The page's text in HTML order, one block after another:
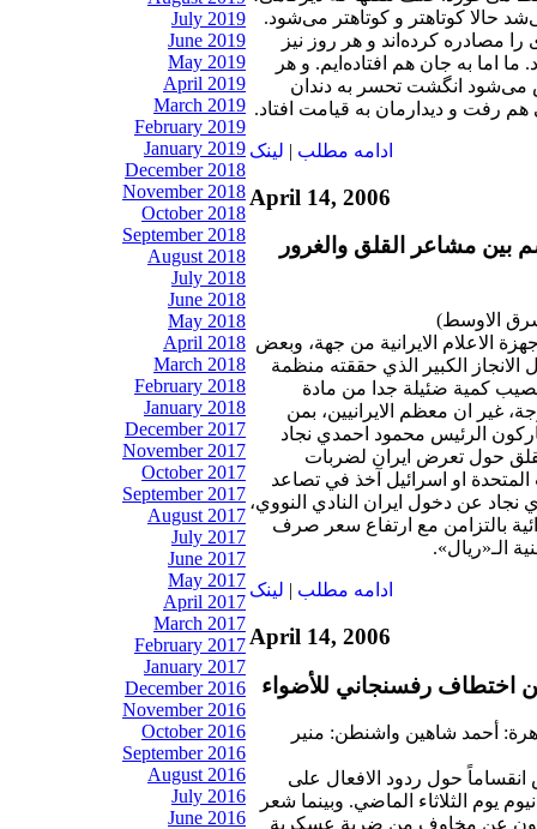
July 2019
June 2019
May 2019
April 2019
March 2019
February 2019
January 2019
December 2018
November 2018
October 2018
September 2018
August 2018
July 2018
June 2018
May 2018
April 2018
March 2018
February 2018
January 2018
December 2017
November 2017
October 2017
September 2017
August 2017
July 2017
June 2017
May 2017
April 2017
March 2017
February 2017
January 2017
December 2016
November 2016
October 2016
September 2016
August 2016
July 2016
June 2016
حالا کوتاهتر و کوتاهتر می‌شود.
را مصادره کرده‌اند و هر روز نیز
اما به جان هم افتاده‌ایم. و هر
می‌شود انگشت تحسر به دندان
رفت و دیدارمان به قیامت افتاد.
ادامه مطلب | لينک
April 14, 2006
بين مشاعر القلق والغرور
الاوسط)
الاعلام الايرانية من جهة، وبعض
الانجاز الكبير الذي حققته منظمة
كمية ضئيلة جدا من مادة
بمستوى 3.5 درجة، غير ان معظم الايرانيين، بمن
الرئيس محمود احمدي نجاد
حول تعرض ايران لضربات
او اسرائيل آخذ في تصاعد
عن دخول ايران النادي النووي،
بالتزامن مع ارتفاع سعر صرف
الـ«ريال».
ادامه مطلب | لينک
April 14, 2006
اختطاف رفسنجاني للأضواء
أحمد شاهين واشنطن: منير
انقساماً حول ردود الافعال على
يوم الثلاثاء الماضي. وبينما شعر
عن مخاوف من ضربة عسكرية